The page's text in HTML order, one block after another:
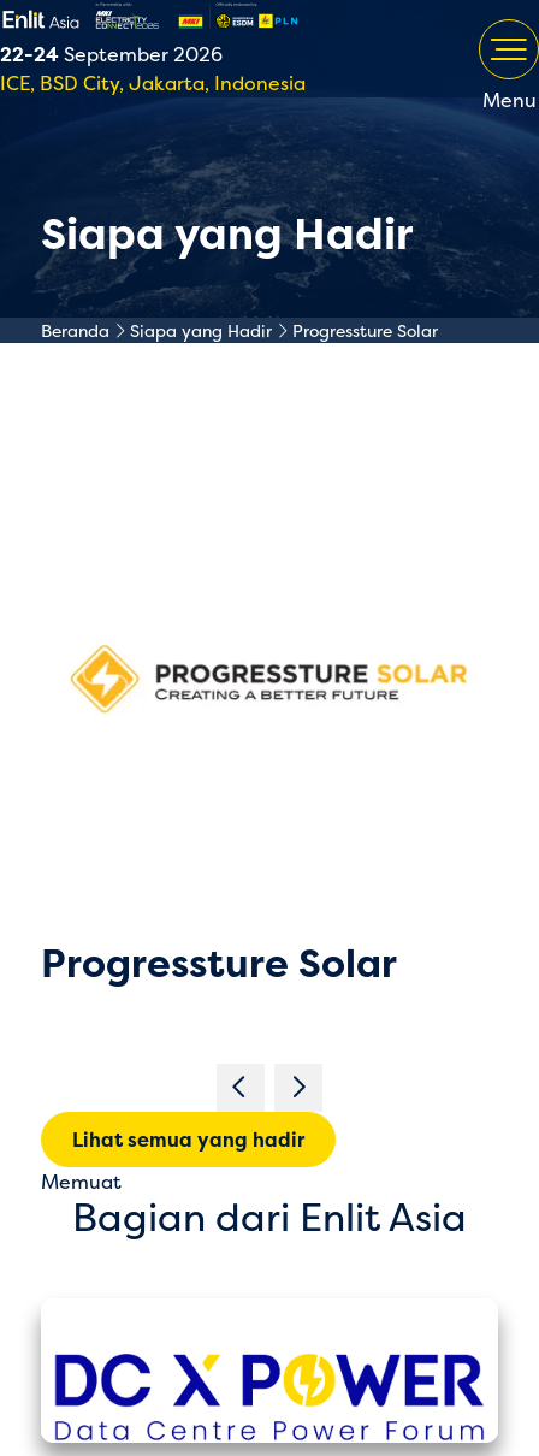
22-24September 2026
ICE, BSD City, Jakarta, Indonesia
Menu
Siapa yang Hadir
Beranda Siapa yang Hadir Progressture Solar
Progressture Solar
Lihat semua yang hadir
Memuat
Bagian dari Enlit Asia